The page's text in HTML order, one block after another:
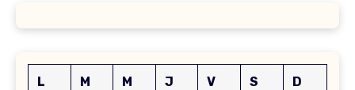
L M M J V S D